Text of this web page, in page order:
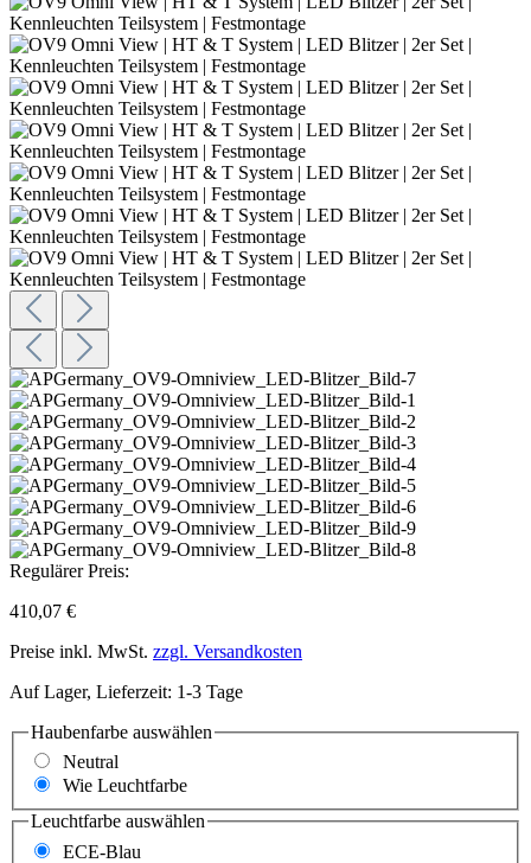
Regulärer Preis:
410,07 €
Preise inkl. MwSt. zzgl. Versandkosten
Auf Lager, Lieferzeit: 1-3 Tage
Haubenfarbe auswählen
Neutral
Wie Leuchtfarbe
Leuchtfarbe auswählen
ECE-Blau